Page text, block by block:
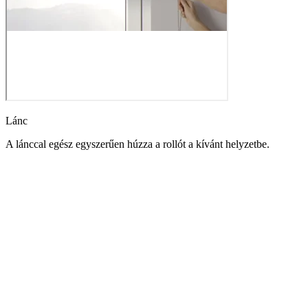
Lánc
A lánccal egész egyszerűen húzza a rollót a kívánt helyzetbe.